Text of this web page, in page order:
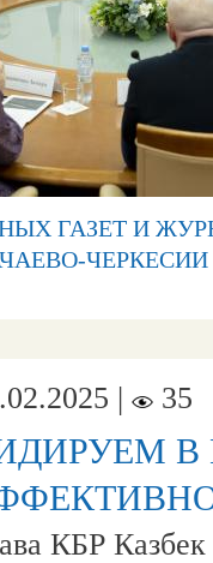
ГАЗЕТ И
| 35
В
КБР